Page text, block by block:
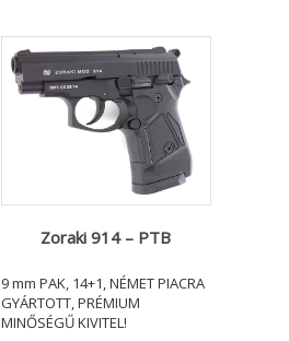
Zoraki 914 – PTB
9 mm PAK, 14+1, NÉMET PIACRA
GYÁRTOTT, PRÉMIUM
MINŐSÉGŰ KIVITEL!